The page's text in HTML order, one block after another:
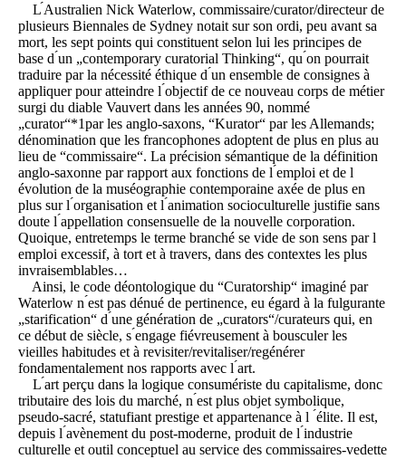
L ́Australien Nick Waterlow, commissaire/curator/directeur de
plusieurs Biennales de Sydney notait sur son ordi, peu avant sa
mort, les sept points qui constituent selon lui les principes de
base d ́un „contemporary curatorial Thinking“, qu ́on pourrait
traduire par la nécessité éthique d ́un ensemble de consignes à
appliquer pour atteindre l ́objectif de ce nouveau corps de métier
surgi du diable Vauvert dans les années 90, nommé
„curator“*1par les anglo-saxons, “Kurator“ par les Allemands;
dénomination que les francophones adoptent de plus en plus au
lieu de “commissaire“. La précision sémantique de la définition
anglo-saxonne par rapport aux fonctions de l ́emploi et de l
́évolution de la muséographie contemporaine axée de plus en
plus sur l ́organisation et l ́animation socioculturelle justifie sans
doute l ́appellation consensuelle de la nouvelle corporation.
Quoique, entretemps le terme branché se vide de son sens par l
́emploi excessif, à tort et à travers, dans des contextes les plus
invraisemblables…
Ainsi, le code déontologique du “Curatorship“ imaginé par
Waterlow n ́est pas dénué de pertinence, eu égard à la fulgurante
„starification“ d ́une génération de „curators“/curateurs qui, en
ce début de siècle, s ́engage fiévreusement à bousculer les
vieilles habitudes et à revisiter/revitaliser/regénérer
fondamentalement nos rapports avec l ́art.
L ́art perçu dans la logique consumériste du capitalisme, donc
tributaire des lois du marché, n ́est plus objet symbolique,
pseudo-sacré, statufiant prestige et appartenance à l ́élite. Il est,
depuis l ́avènement du post-moderne, produit de l ́industrie
culturelle et outil conceptuel au service des commissaires-vedette